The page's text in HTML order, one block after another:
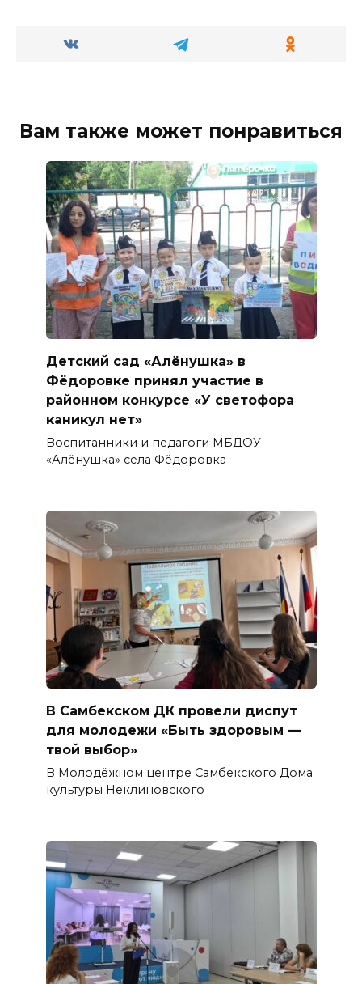
Вам также может понравиться
Детский сад «Алёнушка» в
Фёдоровке принял участие в
районном конкурсе «У светофора
каникул нет»
Воспитанники и педагоги МБДОУ
«Алёнушка» села Фёдоровка
В Самбекском ДК провели диспут
для молодежи «Быть здоровым —
твой выбор»
В Молодёжном центре Самбекского Дома
культуры Неклиновского